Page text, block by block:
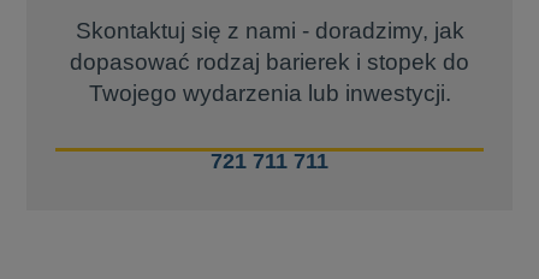
Skontaktuj się z nami - doradzimy, jak
dopasować rodzaj barierek i stopek do
Twojego wydarzenia lub inwestycji.
721 711 711